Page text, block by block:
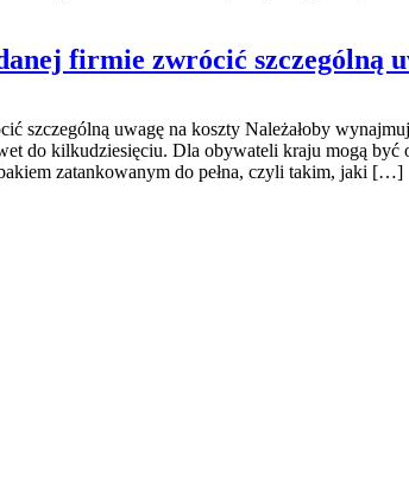
firmie zwrócić szczególną
szczególną uwagę na koszty Należałoby
do kilkudziesięciu. Dla obywateli kraju mogą
zatankowanym do pełna, czyli takim, jaki […]